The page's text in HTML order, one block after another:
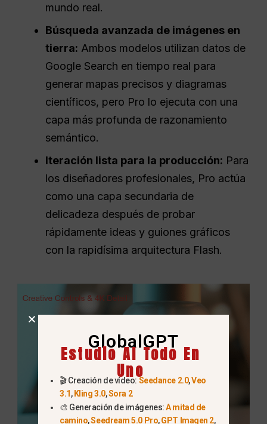
mundo real.
Búsqueda avanzada de imágenes en
tierra: Ambos modelos utilizan datos de
Google Search en tiempo real para
generar mapas precisos y diagramas
científicos, pero Pro lo ejecuta con una
capa más profunda de razonamiento
semántico.
Iteración lista para la producción: Para
los diseñadores profesionales, Pro actúa
como una capa secundaria de
delicadeza después de probar
rápidamente ideas y guiones gráficos
con la rapidísima arquitectura Flash.
GlobalGPT
Estudio AI Todo En
Uno
🎬 Creación de vídeo:Seedance 2.0,Veo
3.1,Kling 3.0,Sora 2
🎨 Generación de imágenes:A mitad de
camino,Seedream 5.0 Pro,GPT Imagen 2,